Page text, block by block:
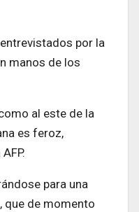
por la
manos de los
al este de la
es feroz,
para una
que de momento